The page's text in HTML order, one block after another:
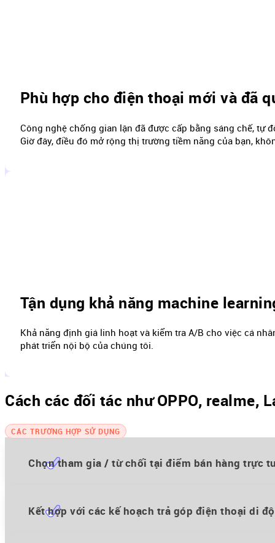
Phù hợp cho điện thoại mới và đã
Công nghệ chống gian lận đã được cấp bằng sáng chế,
Giờ đây, điều đó mở rộng thị trường tiềm năng của bạn,
Tận dụng khả năng machine
Khả năng định giá linh hoạt và kiểm tra A/B cho việc cá
phát triển nội bộ của chúng tôi.
Cách các đối tác như OPPO, realme,
CÁC TRƯỜNG HỢP SỬ DỤNG
Chọn tham gia / từ chối tại điểm bán hàng trực
Lazada, Shopee và các sàn giao dịch thương mại điện tử
Kết hợp với các kế hoạch trả góp điện thoại di